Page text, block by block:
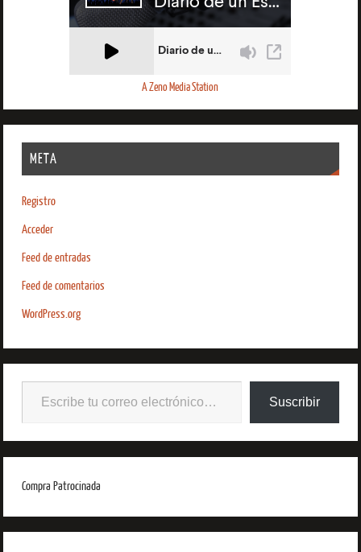
A Zeno Media Station
META
Registro
Acceder
Feed de entradas
Feed de comentarios
WordPress.org
Suscribir
Compra Patrocinada